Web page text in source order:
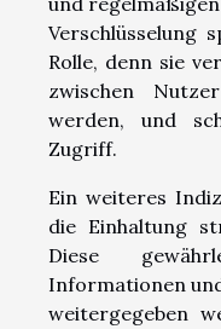
Verschlüsselung
Rolle, denn sie
zwischen
werden, und
Zugriff.
Ein weiteres
die Einhaltung
Diese
Informationen
weitergegeben